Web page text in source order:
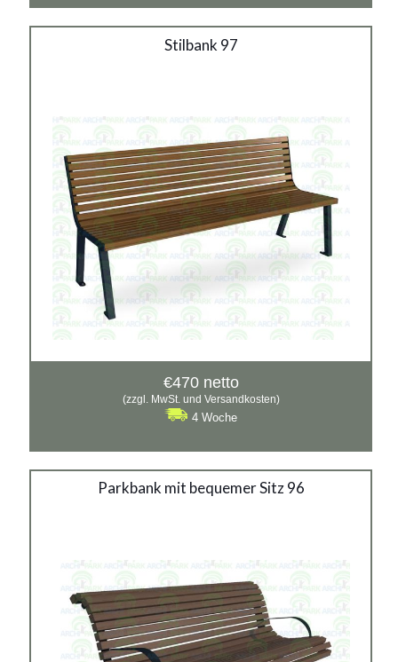
Stilbank 97
Stilbank 97
€470 netto
(zzgl. MwSt. und Versandkosten)
4 Woche
Parkbank mit bequemer Sitz 96
Parkbank mit bequemer Sitz
verzinkter Stahl mit Pulverbeschichtung in RAL
Siehe mehr